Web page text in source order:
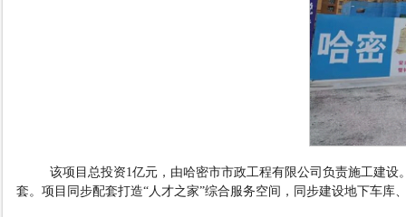
该项目总投资1亿元，由哈密市市政工程有限公司负责施工建设
套。项目同步配套打造“人才之家”综合服务空间，同步建设地下车库